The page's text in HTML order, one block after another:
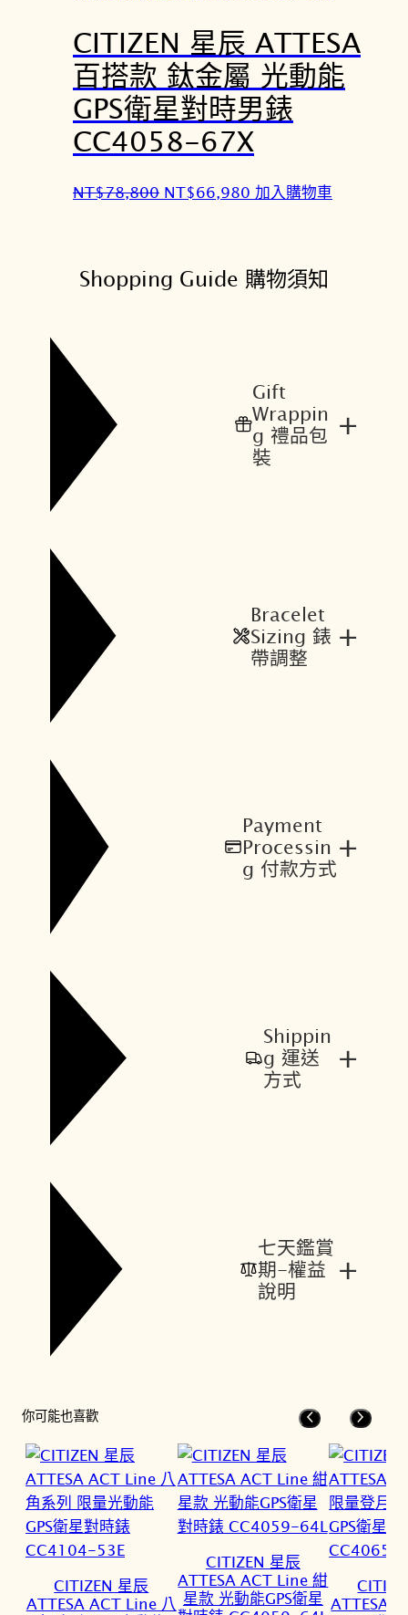
N
T
$
2
9
,
0
N
T
$
2
5
,
3
CITIZEN 星辰 ATTESA
百搭款 鈦金屬 光動能
GPS衛星對時男錶
CC4058-67X
NT$78,800 原
：
NT$66,980 目
：
6
6
,
9
加入購物車
Shopping Guide 購物須知
Gift
Wrappin
g 禮品包
裝
+
Bracelet
Sizing 錶
帶調整
+
Payment
Processin
g 付款方式
+
Shippin
g 運送
方式
+
七天鑑賞
期-權益
說明
+
你可能也喜歡
CITIZEN 星辰
ATTESA ACT Line 八
CITIZEN 星辰
ATTESA ACT Line 紺
星款 光動能GPS衛星 ATTESA